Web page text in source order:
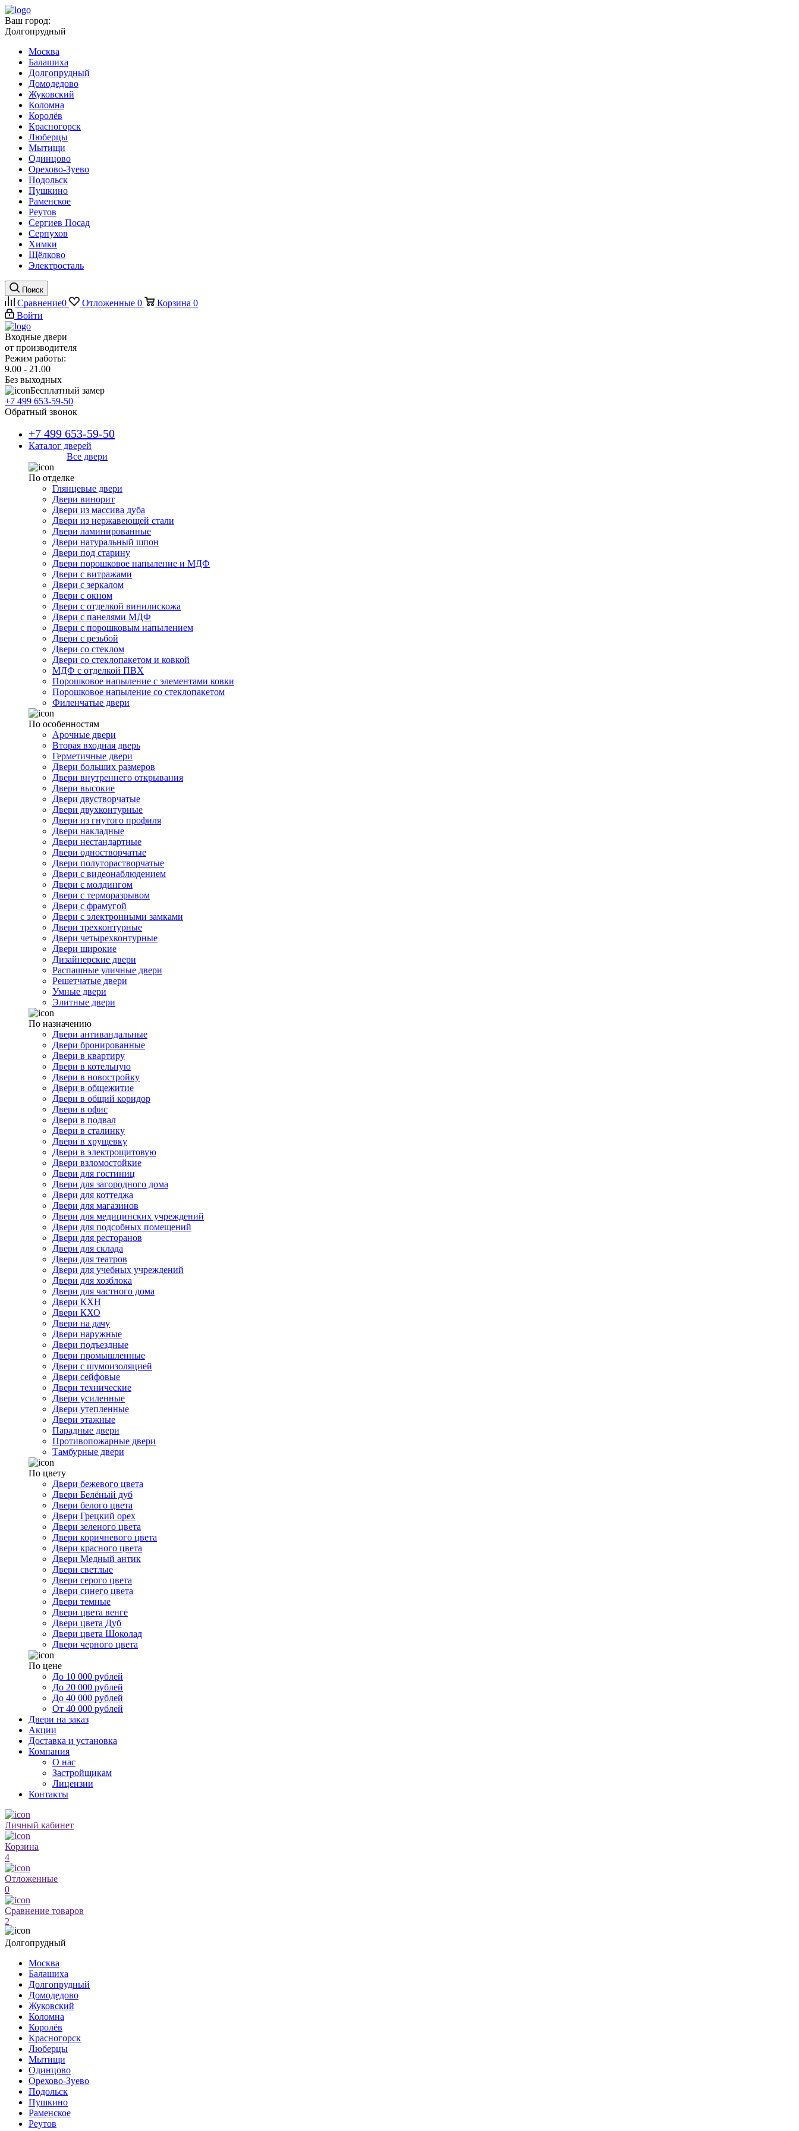
Ваш город:
Долгопрудный
Москва
Балашиха
Долгопрудный
Домодедово
Жуковский
Коломна
Королёв
Красногорск
Люберцы
Мытищи
Одинцово
Орехово-Зуево
Подольск
Пушкино
Раменское
Реутов
Сергиев Посад
Серпухов
Химки
Щёлково
Электросталь
Поиск
Сравнение0 Отложенные 0 Корзина 0
Войти
Входные двери
от производителя
Режим работы:
9.00 - 21.00
Без выходных
Бесплатный замер
+7 499 653-59-50
Обратный звонок
+7 499 653-59-50
Каталог дверей
Все двери
По отделке
Глянцевые двери
Двери винорит
Двери из массива дуба
Двери из нержавеющей стали
Двери ламинированные
Двери натуральный шпон
Двери под старину
Двери порошковое напыление и МДФ
Двери с витражами
Двери с зеркалом
Двери с окном
Двери с отделкой винилискожа
Двери с панелями МДФ
Двери с порошковым напылением
Двери с резьбой
Двери со стеклом
Двери со стеклопакетом и ковкой
МДФ с отделкой ПВХ
Порошковое напыление с элементами ковки
Порошковое напыление со стеклопакетом
Филенчатые двери
По особенностям
Арочные двери
Вторая входная дверь
Герметичные двери
Двери больших размеров
Двери внутреннего открывания
Двери высокие
Двери двустворчатые
Двери двухконтурные
Двери из гнутого профиля
Двери накладные
Двери нестандартные
Двери одностворчатые
Двери полуторастворчатые
Двери с видеонаблюдением
Двери с молдингом
Двери с терморазрывом
Двери с фрамугой
Двери с электронными замками
Двери трехконтурные
Двери четырехконтурные
Двери широкие
Дизайнерские двери
Распашные уличные двери
Решетчатые двери
Умные двери
Элитные двери
По назначению
Двери антивандальные
Двери бронированные
Двери в квартиру
Двери в котельную
Двери в новостройку
Двери в общежитие
Двери в общий коридор
Двери в офис
Двери в подвал
Двери в сталинку
Двери в хрущевку
Двери в электрощитовую
Двери взломостойкие
Двери для гостиниц
Двери для загородного дома
Двери для коттеджа
Двери для магазинов
Двери для медицинских учреждений
Двери для подсобных помещений
Двери для ресторанов
Двери для склада
Двери для театров
Двери для учебных учреждений
Двери для хозблока
Двери для частного дома
Двери КХН
Двери КХО
Двери на дачу
Двери наружные
Двери подъездные
Двери промышленные
Двери с шумоизоляцией
Двери сейфовые
Двери технические
Двери усиленные
Двери утепленные
Двери этажные
Парадные двери
Противопожарные двери
Тамбурные двери
По цвету
Двери бежевого цвета
Двери Белёный дуб
Двери белого цвета
Двери Грецкий орех
Двери зеленого цвета
Двери коричневого цвета
Двери красного цвета
Двери Медный антик
Двери светлые
Двери серого цвета
Двери синего цвета
Двери темные
Двери цвета венге
Двери цвета Дуб
Двери цвета Шоколад
Двери черного цвета
По цене
До 10 000 рублей
До 20 000 рублей
До 40 000 рублей
От 40 000 рублей
Двери на заказ
Акции
Доставка и установка
Компания
О нас
Застройщикам
Лицензии
Контакты
Личный кабинет
Корзина
4
Отложенные
0
Сравнение товаров
2
Долгопрудный
Москва
Балашиха
Долгопрудный
Домодедово
Жуковский
Коломна
Королёв
Красногорск
Люберцы
Мытищи
Одинцово
Орехово-Зуево
Подольск
Пушкино
Раменское
Реутов